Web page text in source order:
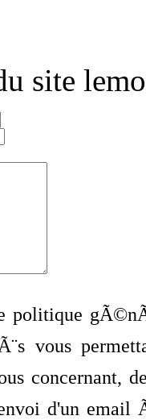
site
vous
concernant,
envoi d'un